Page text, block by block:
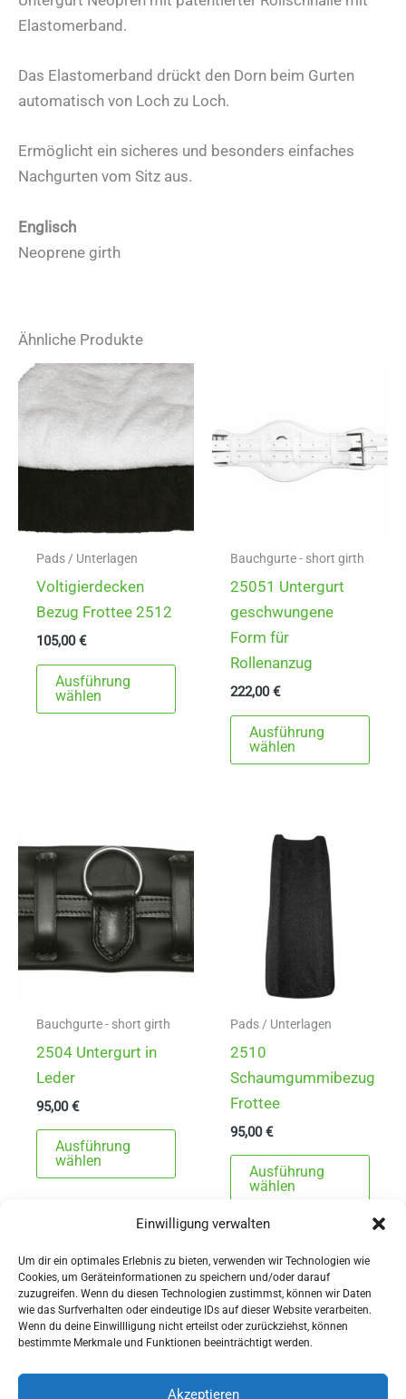
Einwilligung verwalten
Um dir ein optimales Erlebnis zu bieten, verwenden wir Technologien wie
Cookies, um Geräteinformationen zu speichern und/oder darauf
zuzugreifen. Wenn du diesen Technologien zustimmst, können wir Daten
wie das Surfverhalten oder eindeutige IDs auf dieser Website verarbeiten.
Wenn du deine Einwillligung nicht erteilst oder zurückziehst, können
bestimmte Merkmale und Funktionen beeinträchtigt werden.
Akzeptieren
Elastomerband.
Das Elastomerband drückt den Dorn beim Gurten
automatisch von Loch zu Loch.
Ermöglicht ein sicheres und besonders einfaches
Nachgurten vom Sitz aus.
Englisch
Neoprene girth
Ähnliche Produkte
Pads / Unterlagen
Voltigierdecken
Bezug Frottee 2512
105,00€
Ausführung
wählen
Dieses
weist
Varianten
Optionen
können
auf
der
gewählt
Bauchgurte - short girth
25051 Untergurt
geschwungene
Form für
Rollenanzug
222,00€
Ausführung
wählen
weist
Bauchgurte - short girth
2504 Untergurt in
Leder
95,00€
Ausführung
wählen
Dieses
Varianten
auf.
Die
Optionen
können
der
Pads / Unterlagen
2510
Schaumgummibezug
Frottee
95,00€
Ausführung
wählen
auf.
Die
AGBs
Widerrufsbelehrung